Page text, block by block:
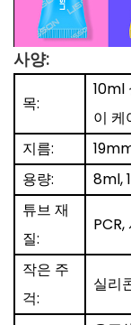
사양:
목:
10ml
이 케
지름:
용량:
8ml,
튜브 재
질:
PCR,
작은 주
걱:
실리